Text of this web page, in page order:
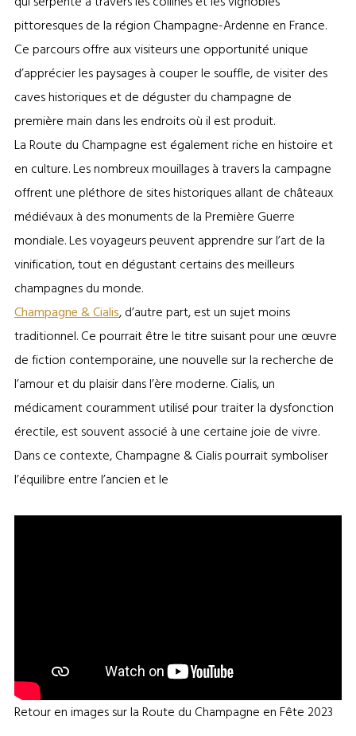
pittoresques de la région Champagne-Ardenne en France.
Ce parcours offre aux visiteurs une opportunité unique
d’apprécier les paysages à couper le souffle, de visiter des
caves historiques et de déguster du champagne de
première main dans les endroits où il est produit.
La Route du Champagne est également riche en histoire et
en culture. Les nombreux mouillages à travers la campagne
offrent une pléthore de sites historiques allant de châteaux
médiévaux à des monuments de la Première Guerre
mondiale. Les voyageurs peuvent apprendre sur l’art de la
vinification, tout en dégustant certains des meilleurs
champagnes du monde.
Champagne & Cialis, d’autre part, est un sujet moins
traditionnel. Ce pourrait être le titre suisant pour une œuvre
de fiction contemporaine, une nouvelle sur la recherche de
l’amour et du plaisir dans l’ère moderne. Cialis, un
médicament couramment utilisé pour traiter la dysfonction
érectile, est souvent associé à une certaine joie de vivre.
Dans ce contexte, Champagne & Cialis pourrait symboliser
l’équilibre entre l’ancien et le
Retour en images sur la Route du Champagne en Fête 2023